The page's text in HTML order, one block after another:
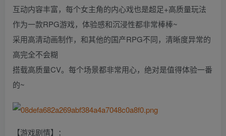
互动内容丰富，每个女主角的内心戏也是超足+高质量玩法
作为一款RPG游戏，体验感和沉浸性都非常棒棒~
采用高清动画制作，和其他的国产RPG不同，清晰度异常的
高完全不会糊
搭载高质量CV。每个场景都非常用心，绝对是值得体验一番
的~
【游戏剧情】：